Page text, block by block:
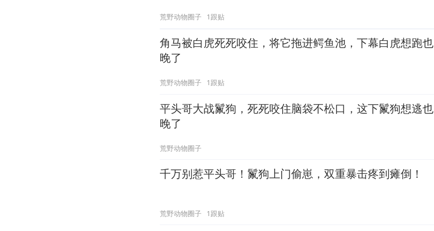
荒野动物圈子 1跟贴
角马被白虎死死咬住，将它拖进鳄鱼池，下幕白虎想跑也
晚了
荒野动物圈子 1跟贴
平头哥大战鬣狗，死死咬住脑袋不松口，这下鬣狗想逃也
晚了
荒野动物圈子
千万别惹平头哥！鬣狗上门偷崽，双重暴击疼到瘫倒！
荒野动物圈子 1跟贴